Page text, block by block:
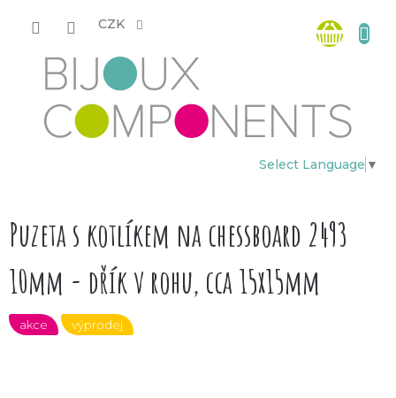
CZK
Select Language ▼
košík
Puzeta s kotlíkem na chessboard 2493
10mm - dřík v rohu, cca 15x15mm
akce výprodej